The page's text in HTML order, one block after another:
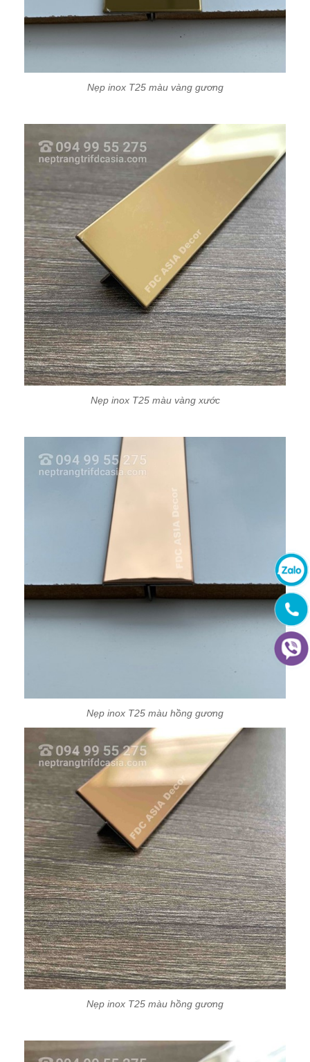
Nẹp inox T25 màu vàng gương
Nẹp inox T25 màu vàng xước
Nẹp inox T25 màu hồng gương
Nẹp inox T25 màu hồng gương